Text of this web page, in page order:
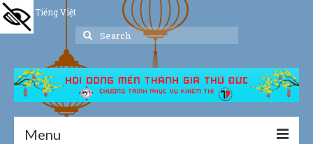
Tiếng Việt
Search
Menu